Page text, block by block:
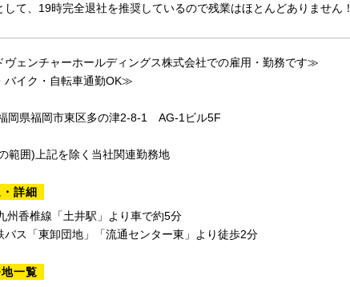
して、19時完全退社を推奨しているので残業はほとんどありません！
ェンチャーホールディングス株式会社での雇用・勤務です≫
イク・自転車通勤OK≫
岡県福岡市東区多の津2-8-1 AG-1ビル5F
範囲)上記を除く当社関連勤務地
詳細
州香椎線「土井駅」より車で約5分
ス「東卸団地」「流通センター東」より徒歩2分
一覧